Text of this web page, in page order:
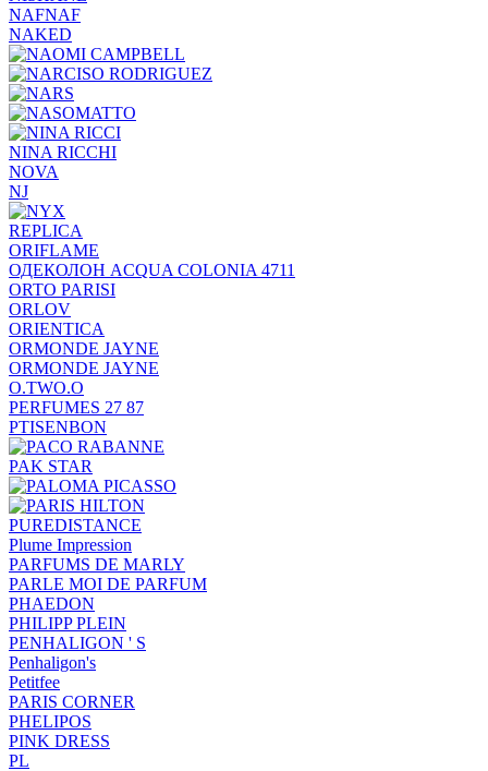
NAFNAF
NAKED
NINA RICCHI
NOVA
NJ
REPLICA
ORIFLAME
ОДЕКОЛОН ACQUA COLONIA 4711
ORTO PARISI
ORLOV
ORIENTICA
ORMONDE JAYNE
ORMONDE JAYNE
O.TWO.O
PERFUMES 27 87
PTISENBON
PAK STAR
PUREDISTANCE
Plume Impression
PARFUMS DE MARLY
PARLE MOI DE PARFUM
PHAEDON
PHILIPP PLEIN
PENHALIGON ' S
Penhaligon's
Petitfee
PARIS CORNER
PHELIPOS
PINK DRESS
PL